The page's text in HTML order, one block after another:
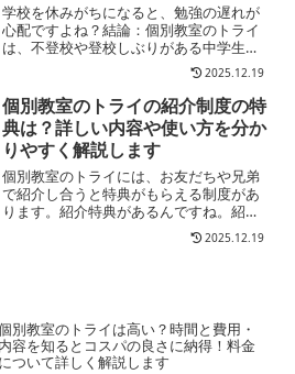
学校を休みがちになると、勉強の遅れが
心配ですよね？結論：個別教室のトライ
は、不登校や登校しぶりがある中学生で
も無理なく勉強を続けやすい塾です。完
全1対1で「自分のペース」を守れる体調
や登校状況に合わせて柔軟に振替・調整
が可能不登校生の勉強以...
2025.12.19
個別教室のトライの紹介制度の特
典は？詳しい内容や使い方を分か
りやすく解説します
個別教室のトライには、お友だちや兄弟
で紹介し合うと特典がもらえる制度があ
ります。紹介特典があるんですね。紹介
キャンペーンの特典は紹介する側（トラ
イ会員やトライ卒塾生）と紹介される側
2025.12.19
別教室のトライは高い？時間と費用・
内容を知るとコスパの良さに納得！料金
について詳しく解説します